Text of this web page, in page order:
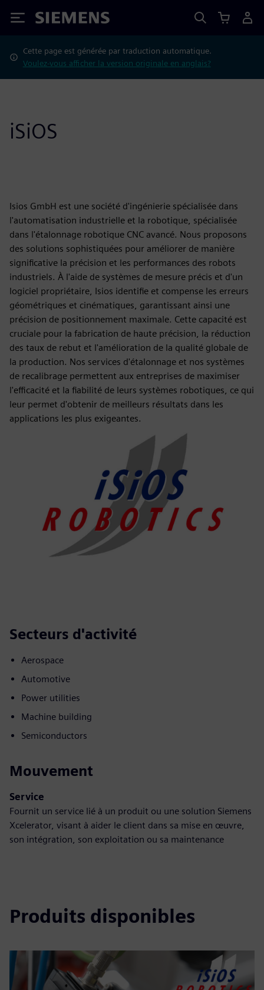
Siemens
Cette page est générée par traduction automatique.
Voulez-vous afficher la version originale en anglais?
iSiOS
Isios GmbH est une société d'ingénierie spécialisée dans
l'automatisation industrielle et la robotique, spécialisée
dans l'étalonnage robotique CNC avancé. Nous proposons
des solutions sophistiquées pour améliorer de manière
significative la précision et les performances des robots
industriels. À l'aide de systèmes de mesure précis et d'un
logiciel propriétaire, Isios identifie et compense les erreurs
géométriques et cinématiques, garantissant ainsi une
précision de positionnement maximale. Cette capacité est
cruciale pour la fabrication de haute précision, la réduction
des taux de rebut et l'amélioration de la qualité globale de
la production. Nos services d'étalonnage et nos systèmes
de recalibrage permettent aux entreprises de maximiser
l'efficacité et la fiabilité de leurs systèmes robotiques, ce qui
leur permet d'obtenir de meilleurs résultats dans les
applications les plus exigeantes.
Secteurs d'activité
Aerospace
Automotive
Power utilities
Machine building
Semiconductors
Mouvement
Service
Fournit un service lié à un produit ou une solution Siemens
Xcelerator, visant à aider le client dans sa mise en œuvre,
son intégration, son exploitation ou sa maintenance
Produits disponibles